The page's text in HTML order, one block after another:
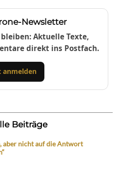
Newsletter
Aktuelle Texte,
direkt ins Postfach.
anmelden
Beiträge
aber nicht auf die Antwort